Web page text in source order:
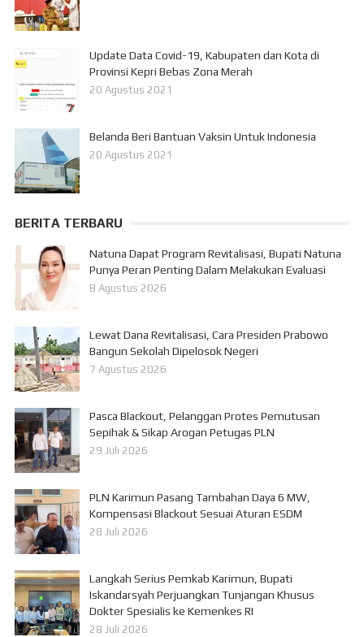
Update Data Covid-19, Kabupaten dan Kota di
Provinsi Kepri Bebas Zona Merah
20 Agustus 2021
Belanda Beri Bantuan Vaksin Untuk Indonesia
20 Agustus 2021
BERITA TERBARU
Natuna Dapat Program Revitalisasi, Bupati Natuna
Punya Peran Penting Dalam Melakukan Evaluasi
8 Agustus 2026
Lewat Dana Revitalisasi, Cara Presiden Prabowo
Bangun Sekolah Dipelosok Negeri
7 Agustus 2026
Pasca Blackout, Pelanggan Protes Pemutusan
Sepihak & Sikap Arogan Petugas PLN
29 Juli 2026
PLN Karimun Pasang Tambahan Daya 6 MW,
Kompensasi Blackout Sesuai Aturan ESDM
28 Juli 2026
Langkah Serius Pemkab Karimun, Bupati
Iskandarsyah Perjuangkan Tunjangan Khusus
Dokter Spesialis ke Kemenkes RI
28 Juli 2026